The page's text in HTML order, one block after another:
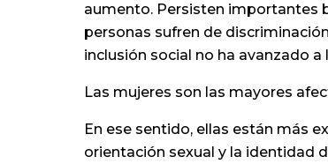
aumento. Persisten importantes
personas sufren de
inclusión social no ha avanzado
Las mujeres son las mayores
En ese sentido, ellas están más
orientación sexual y la identidad